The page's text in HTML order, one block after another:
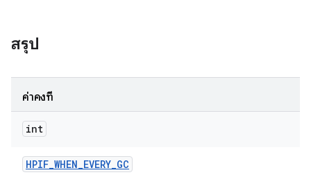
สรุป
ค่าคงที่
int
HPIF_WHEN_EVERY_GC